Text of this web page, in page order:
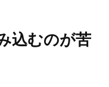
込むのが苦